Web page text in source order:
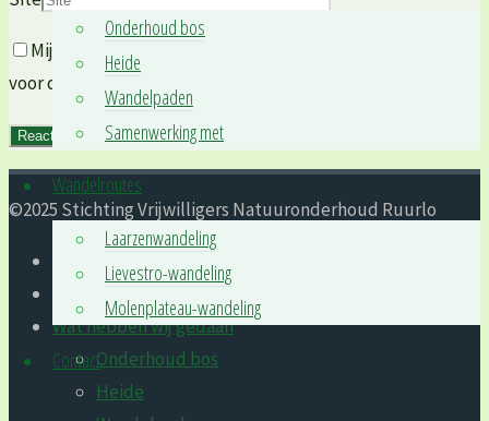
Onderhoud bos
Heide
Wandelpaden
Samenwerking met
Wandelroutes
Laarzenwandeling
Lievestro-wandeling
Molenplateau-wandeling
Contact
Mijn naam, e-mailadres en site opslaan in mijn browser
voor de volgende keer dat ik een reactie plaats.
©2025 Stichting Vrijwilligers Natuur­onderhoud Ruurlo
Wie zijn wij
Wat hebben wij gedaan
Onderhoud bos
Heide